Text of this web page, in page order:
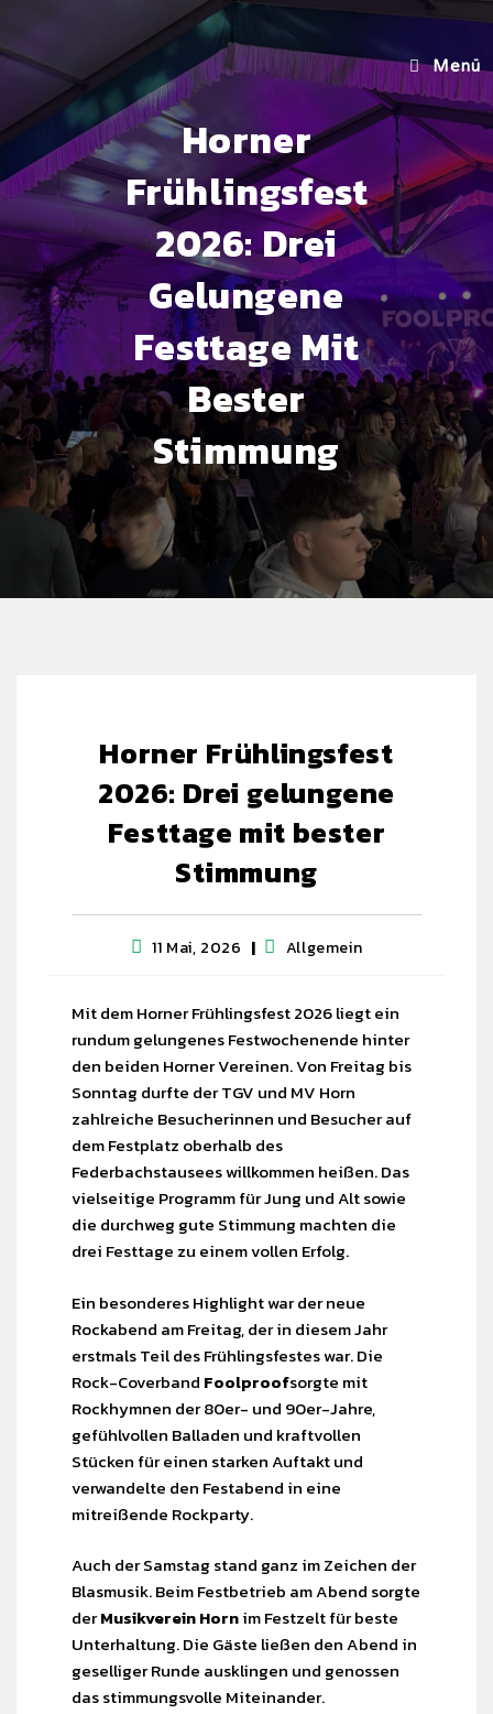
Menü
Horner
Frühlingsfest
2026: Drei
Gelungene
Festtage Mit
Bester
Stimmung
Horner Frühlingsfest
2026: Drei gelungene
Festtage mit bester
Stimmung
11 Mai, 2026 Allgemein
Mit dem Horner Frühlingsfest 2026 liegt ein
rundum gelungenes Festwochenende hinter
den beiden Horner Vereinen. Von Freitag bis
Sonntag durfte der TGV und MV Horn
zahlreiche Besucherinnen und Besucher auf
dem Festplatz oberhalb des
Federbachstausees willkommen heißen. Das
vielseitige Programm für Jung und Alt sowie
die durchweg gute Stimmung machten die
drei Festtage zu einem vollen Erfolg.
Ein besonderes Highlight war der neue
Rockabend am Freitag, der in diesem Jahr
erstmals Teil des Frühlingsfestes war. Die
Rock-Coverband Foolproofsorgte mit
Rockhymnen der 80er- und 90er-Jahre,
gefühlvollen Balladen und kraftvollen
Stücken für einen starken Auftakt und
verwandelte den Festabend in eine
mitreißende Rockparty.
Auch der Samstag stand ganz im Zeichen der
Blasmusik. Beim Festbetrieb am Abend sorgte
derMusikverein Hornim Festzelt für beste
Unterhaltung. Die Gäste ließen den Abend in
geselliger Runde ausklingen und genossen
das stimmungsvolle Miteinander.